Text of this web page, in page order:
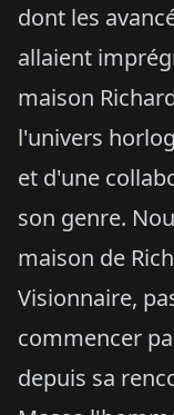
dont les
allaient
maison
l'univers
et d'une
son genre.
maison de
Visionnaire,
commencer
depuis sa